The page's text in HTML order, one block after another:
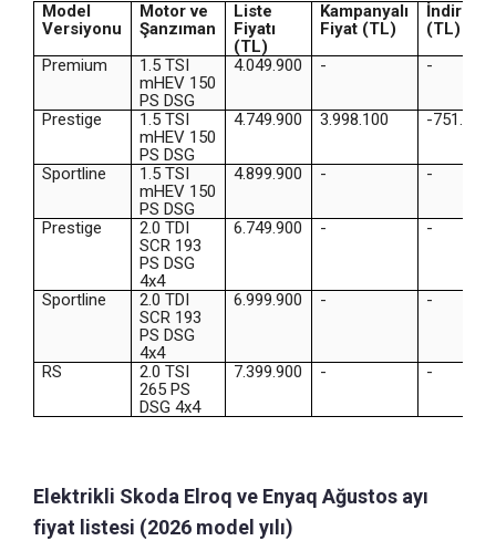
Model
Versiyonu
Motor ve
Şanzıman
Liste
Fiyatı
(TL)
Kampanyalı
Fiyat (TL)
İndirim
(TL)
Premium
1.5 TSI
mHEV 150
PS DSG
4.049.900 - -
Prestige
1.5 TSI
mHEV 150
PS DSG
4.749.900 3.998.100 -751.800
Sportline
1.5 TSI
mHEV 150
PS DSG
4.899.900 - -
Prestige
2.0 TDI
SCR 193
PS DSG
4x4
6.749.900 - -
Sportline
2.0 TDI
SCR 193
PS DSG
4x4
6.999.900 - -
RS
2.0 TSI
265 PS
DSG 4x4
7.399.900 - -
Elektrikli Skoda Elroq ve Enyaq Ağustos ayı
fiyat listesi (2026 model yılı)